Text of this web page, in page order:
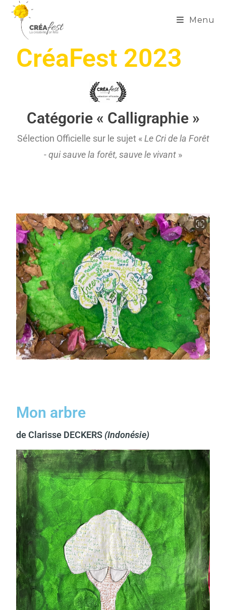
Menu
CréaFest 2023
Catégorie « Calligraphie »
Sélection Officielle sur le sujet «Le Cri de la Forêt
- qui sauve la forêt, sauve le vivant »
Mon arbre
de Clarisse DECKERS (Indonésie)